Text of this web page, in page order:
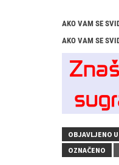
AKO VAM SE
AKO VAM SE
OBJAVLJENO U
OZNAČENO